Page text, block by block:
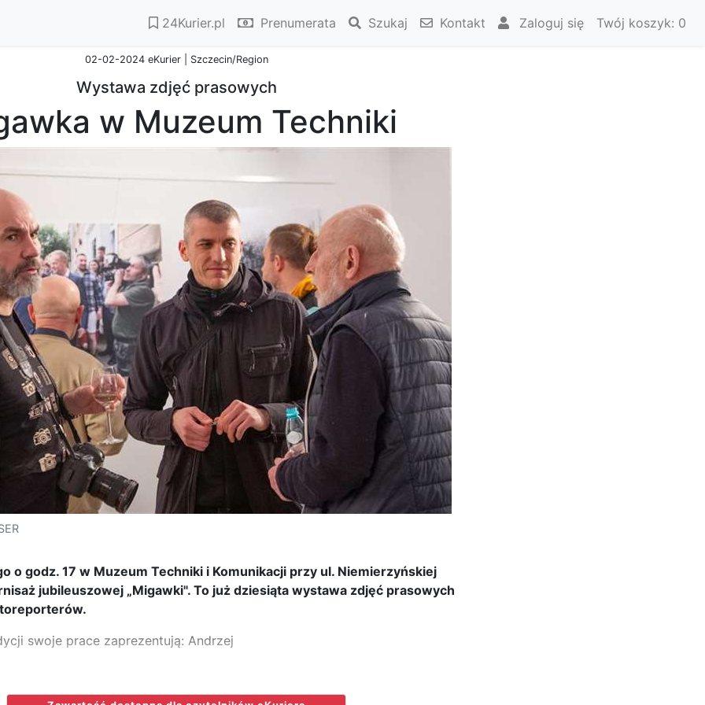
24Kurier.pl Prenumerata Szukaj Kontakt Zaloguj się Twój koszyk: 0
02-02-2024 eKurier | Szczecin/Region
Wystawa zdjęć prasowych
w Muzeum Techniki
o godz. 17 w Muzeum Techniki i Komunikacji przy ul. Niemierzyńskiej
jubileuszowej „Migawki". To już dziesiąta wystawa zdjęć prasowych
swoje prace zaprezentują: Andrzej